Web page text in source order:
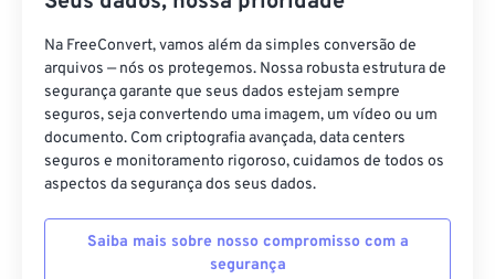
Na FreeConvert, vamos além da simples conversão de
arquivos — nós os protegemos. Nossa robusta estrutura de
segurança garante que seus dados estejam sempre
seguros, seja convertendo uma imagem, um vídeo ou um
documento. Com criptografia avançada, data centers
seguros e monitoramento rigoroso, cuidamos de todos os
aspectos da segurança dos seus dados.
Saiba mais sobre nosso compromisso com a
segurança